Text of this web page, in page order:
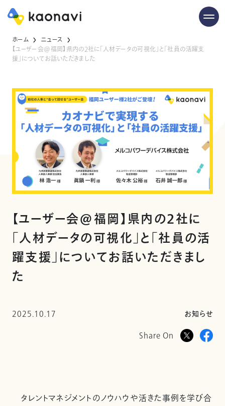
ホーム
ニュース
【ユーザー会@福岡】県内の2社に「人材データの可視化」と「社員の活躍支
援」についてお話いただきました
【ユーザー会@福岡】県内の2社に
「人材データの可視化」と「社員の活
躍支援」についてお話いただきまし
た
2025.10.17 お知らせ
Share On
タレントマネジメントのノウハウや活きた事例を学び合